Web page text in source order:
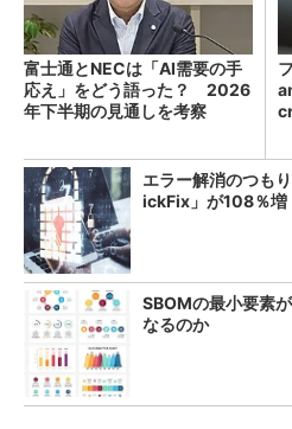
富士通とNECは「AI需要の手
応え」をどう語った？ 2026
年下半期の見通しを考察
エラー解消のつも
ickFix」が108％
SBOMの最小要素
なるのか